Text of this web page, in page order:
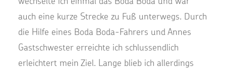
auch eine kurze Strecke zu Fuß unterwegs. Durch
die Hilfe eines Boda Boda-Fahrers und Annes
Gastschwester erreichte ich schlussendlich
erleichtert mein Ziel. Lange blieb ich allerdings